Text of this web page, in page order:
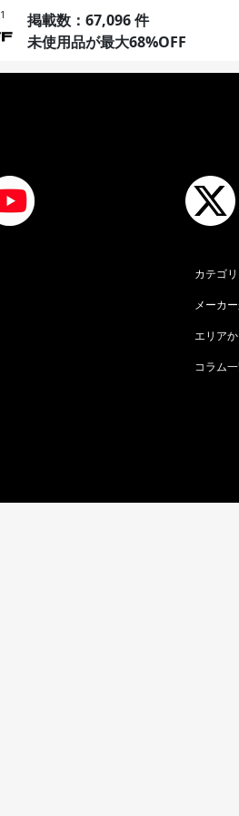
掲載数：67,096 件
未使用品が最大68%OFF
カテゴ
メーカ
エリア
コラム